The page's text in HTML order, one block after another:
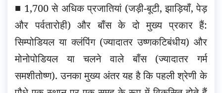
■ 1,700 से अधिक प्रजातियां (जड़ी-बूटी, झाड़ियाँ, पेड़
और पर्वतारोही) और बाँस के दो मुख्य प्रकार हैं:
सिम्पोडियल या क्लंपिंग (ज्यादातर उष्णकटिबंधीय) और
मोनोपोडियल या चलने वाले बाँस (ज्यादातर गर्म
समशीतोष्ण). उनका मुख्य अंतर यह है कि पहली श्रेणी के